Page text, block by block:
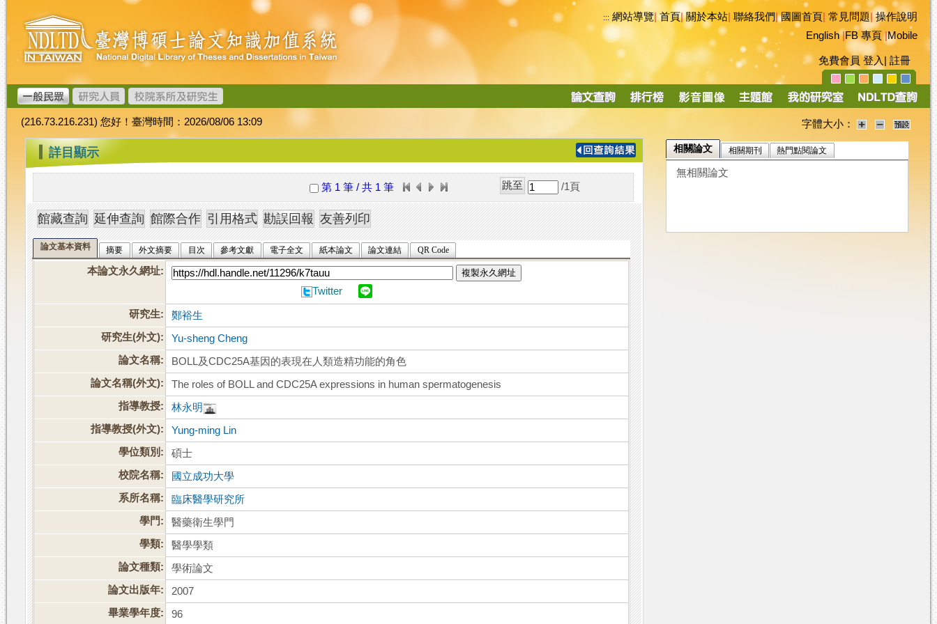
跳
到
主
要
內
容
臺
灣
博
碩
士
論
文
加
值
系
統
::: 網站導覽|首頁|關於本站 聯絡我們|國圖首頁 常見問題|操作說明
English|FB 專頁|Mobile
免費會員 登入 註冊
導
(216.73.216.231) 您好！臺灣時間：2026/08/06 13:09 字體大小：
::: 詳目顯示
第 1 筆 / 共 1 筆 /1 頁
論文基本資料 摘要 外文摘要 目次 參考文獻 電子全文 紙本論文 論文連結 QR Code
本論文永久網址: 複製永久網址
Twitter
研究生:
鄭裕生
研究生(外文):
Yu-sheng Cheng
論文名稱:
BOLL及CDC25A基因的表現在人類造精功能的角色
論文名稱(外文):
The roles of BOLL and CDC25A expressions in human spermatogenesis
指導教授:
林永明
指導教授(外文):
Yung-ming Lin
學位類別:
碩士
校院名稱:
國立成功大學
系所名稱:
臨床醫學研究所
學門:
醫藥衛生學門
學類:
醫學學類
論文種類:
學術論文
論文出版年:
2007
畢業學年度:
96
相關論文 相關期刊 熱門點閱論文
無相關論文